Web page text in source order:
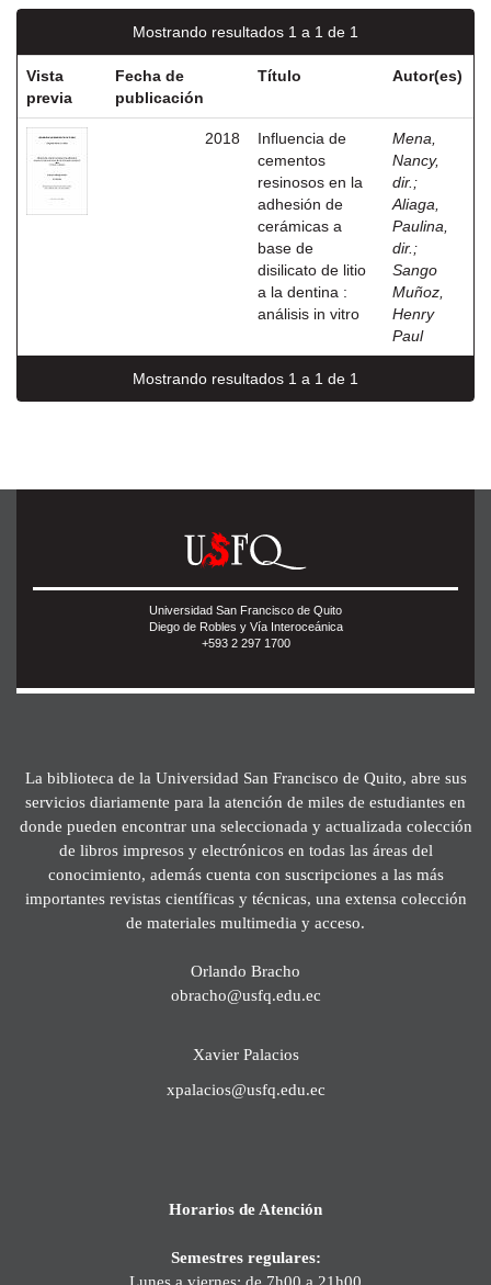
Mostrando resultados 1 a 1 de 1
Vista
previa
Fecha de
publicación
Título Autor(es)
2018
Influencia de
cementos
resinosos en la
adhesión de
cerámicas a
base de
disilicato de litio
a la dentina :
análisis in vitro
Mena,
Nancy,
dir. ;
Aliaga,
Paulina,
dir. ;
Sango
Muñoz,
Henry
Paul
Mostrando resultados 1 a 1 de 1
Universidad San Francisco de Quito
Diego de Robles y Vía Interoceánica
+593 2 297 1700
La biblioteca de la Universidad San Francisco de Quito, abre sus
servicios diariamente para la atención de miles de estudiantes en
donde pueden encontrar una seleccionada y actualizada colección
de libros impresos y electrónicos en todas las áreas del
conocimiento, además cuenta con suscripciones a las más
importantes revistas científicas y técnicas, una extensa colección
de materiales multimedia y acceso.
Orlando Bracho
obracho@usfq.edu.ec
Xavier Palacios
xpalacios@usfq.edu.ec
Horarios de Atención
Semestres regulares:
Lunes a viernes: de 7h00 a 21h00